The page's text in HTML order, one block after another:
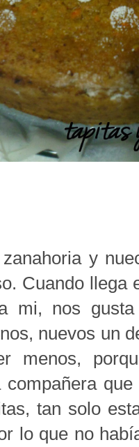
y
Cuando llega
mi, nos
nuevos un
menos,
compañera
tan solo
lo que no